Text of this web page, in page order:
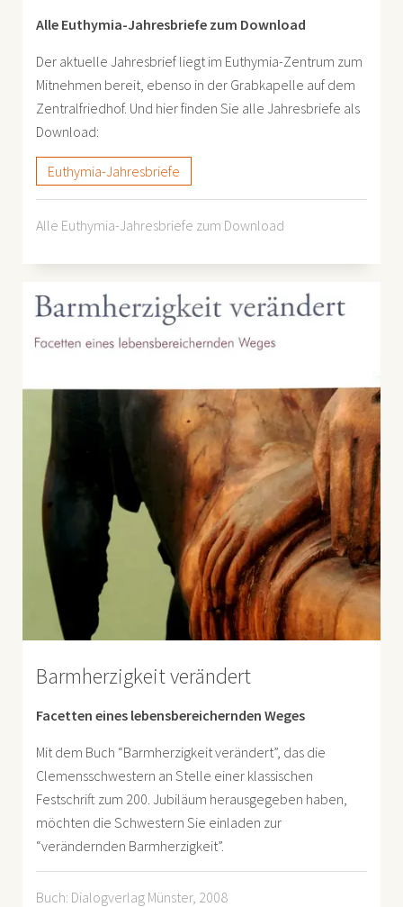
Alle Euthymia-Jahresbriefe zum Download
Der aktuelle Jahresbrief liegt im Euthymia-Zentrum zum
Mitnehmen bereit, ebenso in der Grabkapelle auf dem
Zentralfriedhof. Und hier finden Sie alle Jahresbriefe als
Download:
Euthymia-Jahresbriefe
Alle Euthymia-Jahresbriefe zum Download
Barmherzigkeit verändert
Facetten eines lebensbereichernden Weges
Mit dem Buch “Barmherzigkeit verändert”, das die
Clemensschwestern an Stelle einer klassischen
Festschrift zum 200. Jubiläum herausgegeben haben,
möchten die Schwestern Sie einladen zur
“verändernden Barmherzigkeit”.
Buch: Dialogverlag Münster, 2008